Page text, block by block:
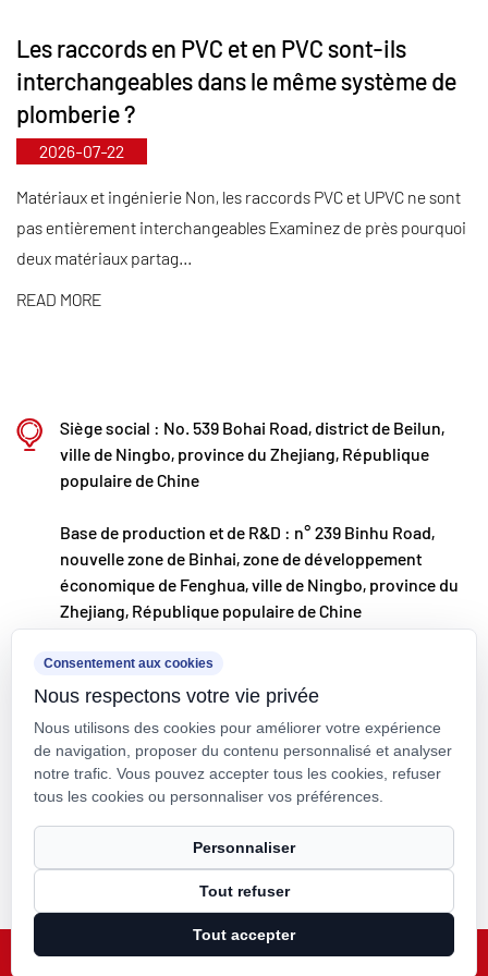
comblant ainsi les lacunes du marché et
maintenant notre avantage concurrentiel dans
l'industrie.
Guidé par le principe « Axé sur la technologie et en
phase avec son temps », Kaixin alloue près de 10
millions de RMB par an à la R&D. Nous garantissons
une qualité de produit supérieure grâce à une
fabrication automatisée standardisée et à un
permanence les tendances du marché mondial et
exploitons les canaux numériques pour proposer
nos clients du monde entier.
Ningbo • Base de R&D et de production de Fenghua
Avec un investissement total de 200 millions de
Co., Ltd. a créé un nouveau laboratoire de
matériaux en collaboration avec des universités et
des instituts de recherche, construit une base de
fabrication moderne et installé 8 lignes de
production entièrement automatisées pour les
plastiques modifiés et 8 pour les matériaux
polymères. L'installation est dédiée à la R&D, à la
production et à l'application de nouveaux
plastiques et matériaux polymères modifiés. Kaixin
Les raccords en PVC et en PVC sont-ils
interchangeables dans le même système de
plomberie ?
2026-07-22
Matériaux et ingénierie Non, les raccords PVC et UPVC ne sont
pas entièrement interchangeables Examinez de près pourquoi
deux matériaux partag...
READ MORE
Siège social : No. 539 Bohai Road, district de Beilun,
ville de Ningbo, province du Zhejiang, République
populaire de Chine
Base de production et de R&D : n° 239 Binhu Road,
nouvelle zone de Binhai, zone de développement
économique de Fenghua, ville de Ningbo, province du
Zhejiang, République populaire de Chine
kxpv@kxpv.com
+86-18067123177
Droit d'auteur © Kaixin Pipeline Technologies Co., Ltd. Tous droits
réservés.
Smart Cloud
Consentement aux cookies
Nous respectons votre vie privée
Nous utilisons des cookies pour améliorer votre expérience
de navigation, proposer du contenu personnalisé et analyser
notre trafic. Vous pouvez accepter tous les cookies, refuser
tous les cookies ou personnaliser vos préférences.
Personnaliser
Tout refuser
Tout accepter